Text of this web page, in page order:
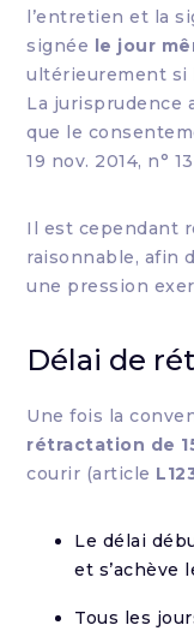
l’entretien et la
signée le jour
ultérieurement si
La jurisprudence
que le
19 nov. 2014, n°
Il est cependant
raisonnable, afin
une pression
Délai de
Une fois la
rétractation de
courir (article
Le délai
et s’achève
Tous les